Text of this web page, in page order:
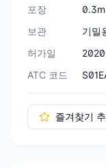
포장
보관
기밀
허가일
ATC 코드
즐겨찾기